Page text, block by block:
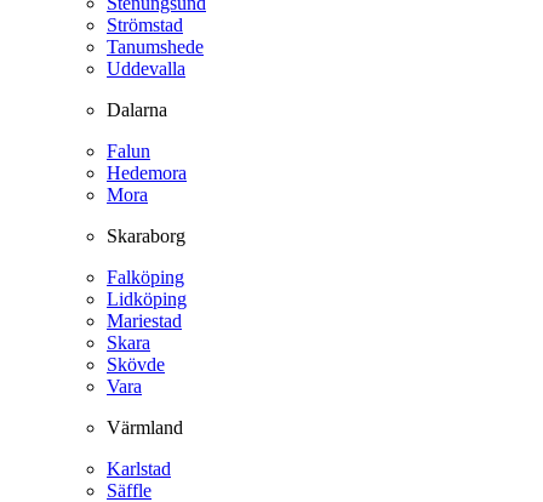
Strömstad
Tanumshede
Uddevalla
Dalarna
Falun
Hedemora
Mora
Skaraborg
Falköping
Lidköping
Mariestad
Skara
Skövde
Vara
Värmland
Karlstad
Säffle